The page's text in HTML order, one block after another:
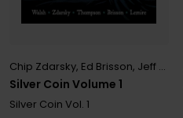
Silver Coin Volume 1
Chip Zdarsky, Ed Brisson, Jeff Lemire
Silver Coin Vol. 1